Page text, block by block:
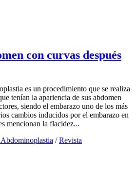
con curvas después
es un procedimiento que se realiza
tenían la apariencia de sus abdomen
siendo el embarazo uno de los más
cambios inducidos por el embarazo en
mencionan la flacidez...
/Revista